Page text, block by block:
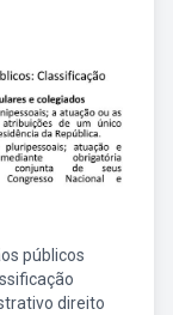
públicos
direito